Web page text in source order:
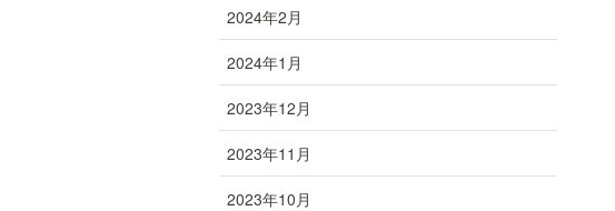
2024年2月
2024年1月
2023年12月
2023年11月
2023年10月